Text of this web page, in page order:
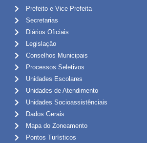
Prefeito e Vice Prefeita
Secretarias
Diários Oficiais
Legislação
Conselhos Municipais
Processos Seletivos
Unidades Escolares
Unidades de Atendimento
Unidades Socioassistênciais
Dados Gerais
Mapa do Zoneamento
Pontos Turísticos